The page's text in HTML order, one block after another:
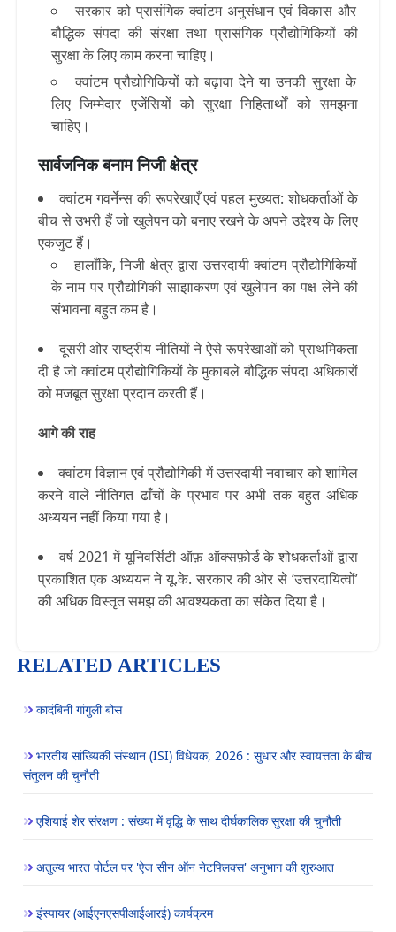
सरकार को प्रासंगिक क्वांटम अनुसंधान एवं विकास और
बौद्धिक संपदा की संरक्षा तथा प्रासंगिक प्रौद्योगिकियों की
सुरक्षा के लिए काम करना चाहिए।
क्वांटम प्रौद्योगिकियों को बढ़ावा देने या उनकी सुरक्षा के
लिए जिम्मेदार एजेंसियों को सुरक्षा निहितार्थों को समझना
चाहिए।
सार्वजनिक बनाम निजी क्षेत्र
क्वांटम गवर्नेन्स की रूपरेखाएँ एवं पहल मुख्यत: शोधकर्ताओं के
बीच से उभरी हैं जो खुलेपन को बनाए रखने के अपने उद्देश्य के लिए
एकजुट हैं।
हालाँकि, निजी क्षेत्र द्वारा उत्तरदायी क्वांटम प्रौद्योगिकियों
के नाम पर प्रौद्योगिकी साझाकरण एवं खुलेपन का पक्ष लेने की
संभावना बहुत कम है।
दूसरी ओर राष्ट्रीय नीतियों ने ऐसे रूपरेखाओं को प्राथमिकता
दी है जो क्वांटम प्रौद्योगिकियों के मुकाबले बौद्धिक संपदा अधिकारों
को मजबूत सुरक्षा प्रदान करती हैं।
आगे की राह
क्वांटम विज्ञान एवं प्रौद्योगिकी में उत्तरदायी नवाचार को शामिल
करने वाले नीतिगत ढाँचों के प्रभाव पर अभी तक बहुत अधिक
अध्ययन नहीं किया गया है।
वर्ष 2021 में यूनिवर्सिटी ऑफ़ ऑक्सफ़ोर्ड के शोधकर्ताओं द्वारा
प्रकाशित एक अध्ययन ने यू.के. सरकार की ओर से ‘उत्तरदायित्वों’
की अधिक विस्तृत समझ की आवश्यकता का संकेत दिया है।
RELATED ARTICLES
कादंबिनी गांगुली बोस
भारतीय सांख्यिकी संस्थान (ISI) विधेयक, 2026 : सुधार और स्वायत्तता के बीच
संतुलन की चुनौती
एशियाई शेर संरक्षण : संख्या में वृद्धि के साथ दीर्घकालिक सुरक्षा की चुनौती
अतुल्य भारत पोर्टल पर 'ऐज सीन ऑन नेटफ्लिक्स' अनुभाग की शुरुआत
इंस्पायर (आईएनएसपीआईआरई) कार्यक्रम